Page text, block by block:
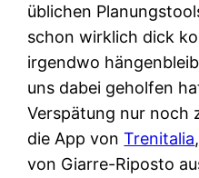
üblichen
schon wirklich dick
irgendwo
uns dabei geholfen
Verspätung nur noch
die App vonTrenitalia
von Giarre-Riposto